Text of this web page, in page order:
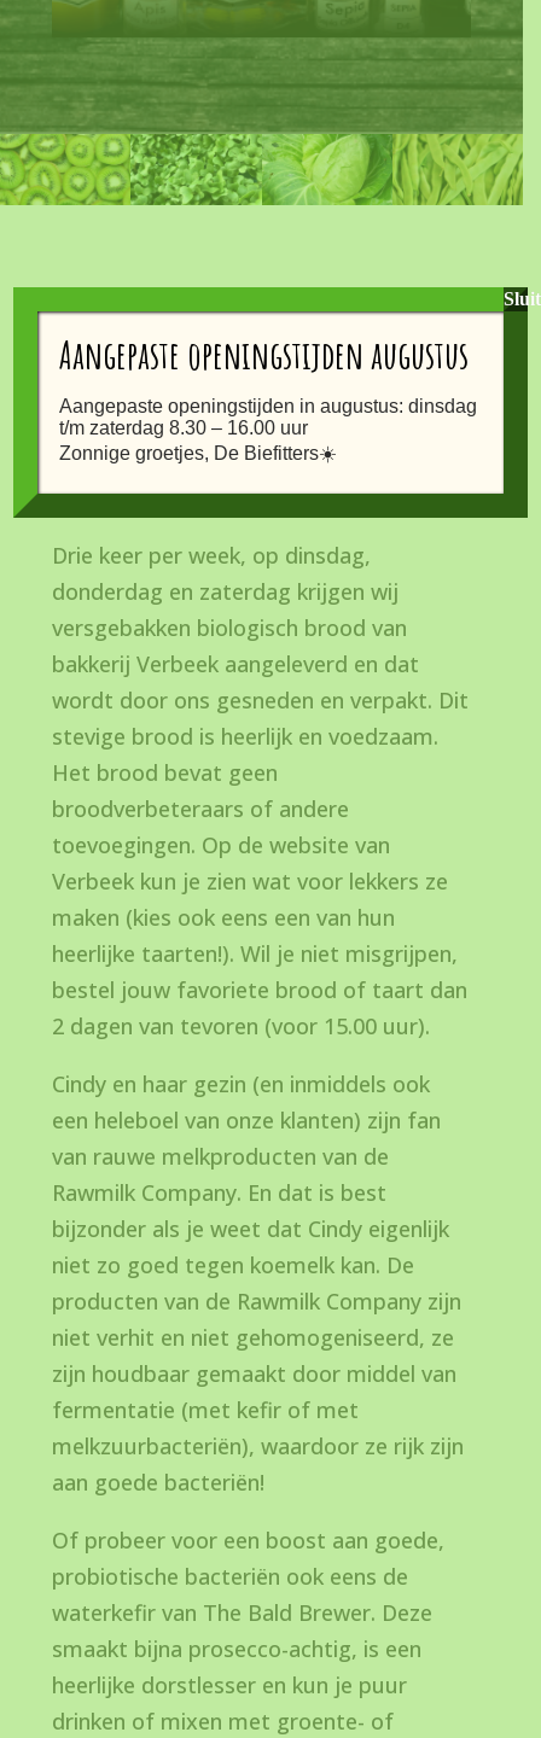
Onze leveranciers maken
zulke mooie producten, dat
we er graag een paar
uitlichten.
Drie keer per week, op dinsdag,
donderdag en zaterdag krijgen wij
versgebakken biologisch brood van
bakkerij Verbeek aangeleverd en dat
wordt door ons gesneden en verpakt. Dit
stevige brood is heerlijk en voedzaam.
Het brood bevat geen
broodverbeteraars of andere
toevoegingen. Op de website van
Verbeek kun je zien wat voor lekkers ze
maken (kies ook eens een van hun
heerlijke taarten!). Wil je niet misgrijpen,
bestel jouw favoriete brood of taart dan
2 dagen van tevoren (voor 15.00 uur).
Cindy en haar gezin (en inmiddels ook
een heleboel van onze klanten) zijn fan
van rauwe melkproducten van de
Rawmilk Company. En dat is best
bijzonder als je weet dat Cindy eigenlijk
niet zo goed tegen koemelk kan. De
producten van de Rawmilk Company zijn
niet verhit en niet gehomogeniseerd, ze
zijn houdbaar gemaakt door middel van
fermentatie (met kefir of met
melkzuurbacteriën), waardoor ze rijk zijn
aan goede bacteriën!
Of probeer voor een boost aan goede,
probiotische bacteriën ook eens de
waterkefir van The Bald Brewer. Deze
smaakt bijna prosecco-achtig, is een
heerlijke dorstlesser en kun je puur
drinken of mixen met groente- of
Aangepaste openingstijden augustus
Aangepaste openingstijden in augustus: dinsdag
t/m zaterdag 8.30 – 16.00 uur
Zonnige groetjes, De Biefitters☀️